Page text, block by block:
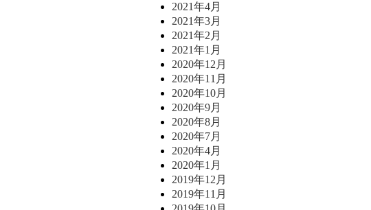
2021年4月
2021年3月
2021年2月
2021年1月
2020年12月
2020年11月
2020年10月
2020年9月
2020年8月
2020年7月
2020年4月
2020年1月
2019年12月
2019年11月